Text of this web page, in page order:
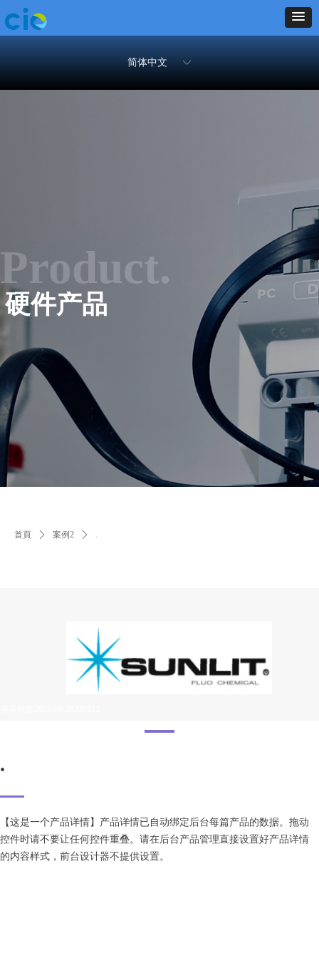
ꀅ
简体中文
Product.
硬件产品
.
【这是一个产品详情】产品详情已自动绑定后台每篇产品的数据。拖动
控件时请不要让任何控件重叠。请在后台产品管理直接设置好产品详情
的内容样式，前台设计器不提供设置。
首頁 ꄲ 案例2 ꄲ .